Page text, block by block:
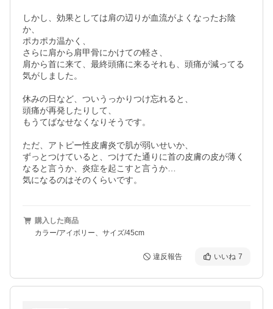
しかし、効果としては肩の辺りが血流がよくなったお陰
か、
ポカポカ温かく、
さらに肩から肩甲骨にかけての軽さ、
肩から首に来て、最終頭痛に来るそれも、頭痛が減ってる
気がしました。
休みの日など、ついうっかりつけ忘れると、
頭痛が再発したりして、
もうてばなせなくなりそうです。
ただ、アトピー性皮膚炎で肌が弱いせいか、
ずっとつけていると、つけてた通りに首の皮膚の皮が薄く
なると言うか、炎症を起こすと言うか…
気になるのはそのくらいです。
購入した商品
カラー/アイボリー、サイズ/45cm
違反報告 いいね 7